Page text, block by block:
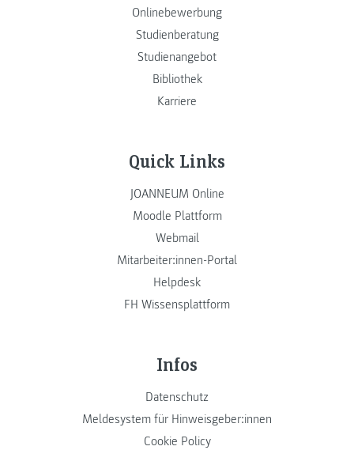
Onlinebewerbung
Studienberatung
Studienangebot
Bibliothek
Karriere
Quick Links
JOANNEUM Online
Moodle Plattform
Webmail
Mitarbeiter:innen-Portal
Helpdesk
FH Wissensplattform
Infos
Datenschutz
Meldesystem für Hinweisgeber:innen
Cookie Policy